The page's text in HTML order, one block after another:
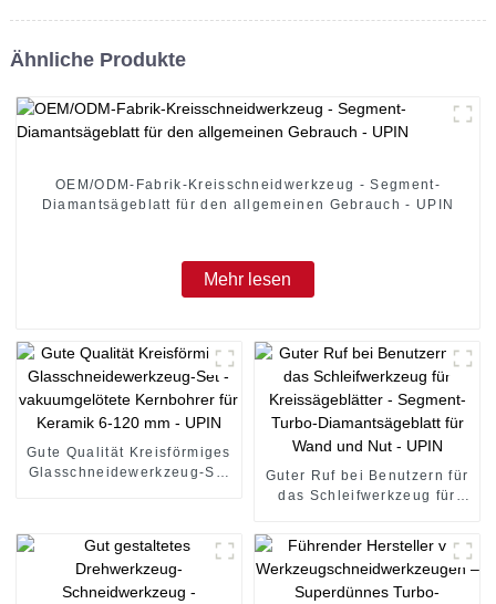
Ähnliche Produkte
OEM/ODM-Fabrik-Kreisschneidwerkzeug - Segment-
Diamantsägeblatt für den allgemeinen Gebrauch - UPIN
Mehr lesen
Gute Qualität Kreisförmiges
Glasschneidewerkzeug-Set
Guter Ruf bei Benutzern für
das Schleifwerkzeug für
Turbo-Diamantsägeblatt für
Wand und Nut - UPIN